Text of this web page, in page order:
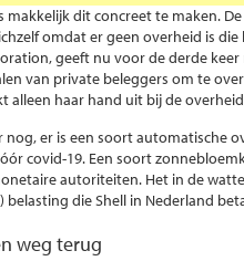
makkelijk dit concreet te maken.
omdat er geen overheid is
geeft nu voor de derde
van private beleggers om te
alleen haar hand uit bij de
nog, er is een soort automatische
covid-19. Een soort
autoriteiten. Het in de
belasting die Shell in Nederland
weg terug